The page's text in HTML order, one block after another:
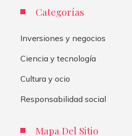
Categorías
Inversiones y negocios
Ciencia y tecnología
Cultura y ocio
Responsabilidad social
Mapa Del Sitio